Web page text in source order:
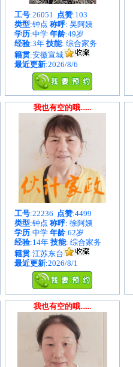
工号:26051 点赞:103
类型:钟点 称呼: 吴阿姨
学历:中学 年龄:49岁
经验:3年 技能: 综合家务
籍贯:安徽宣城
最近更新:2026/8/6
我也有空的哦......
工号:22236 点赞:4499
类型:钟点 称呼: 徐阿姨
学历:中学 年龄:62岁
经验:14年 技能: 综合家务
籍贯:江苏东台
最近更新:2026/8/1
我也有空的哦......